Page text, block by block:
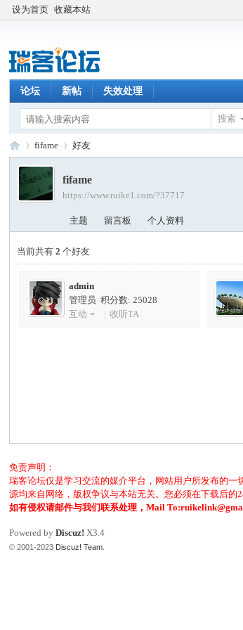
设为首页 收藏本站
论坛 新帖 失效处理
搜索
论
›
fifame 好友
fifame
https://www.ruike1.com/?37717
主题 留言板 个人资料
当前共有2 个好友
admin
管理员 积分数: 25028
互动
| 收听TA
免责声明：
瑞客论坛仅是学习交流的媒介平台，网站用户所发布的
源均来自网络，版权争议与本站无关。您必须在下载后
如有侵权请邮件与我们联系处理，Mail
Powered byDiscuz! X3.4
© 2001-2023 Discuz! Team